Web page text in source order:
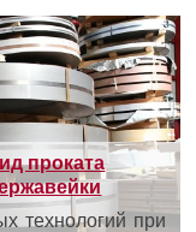
проката
технологий при